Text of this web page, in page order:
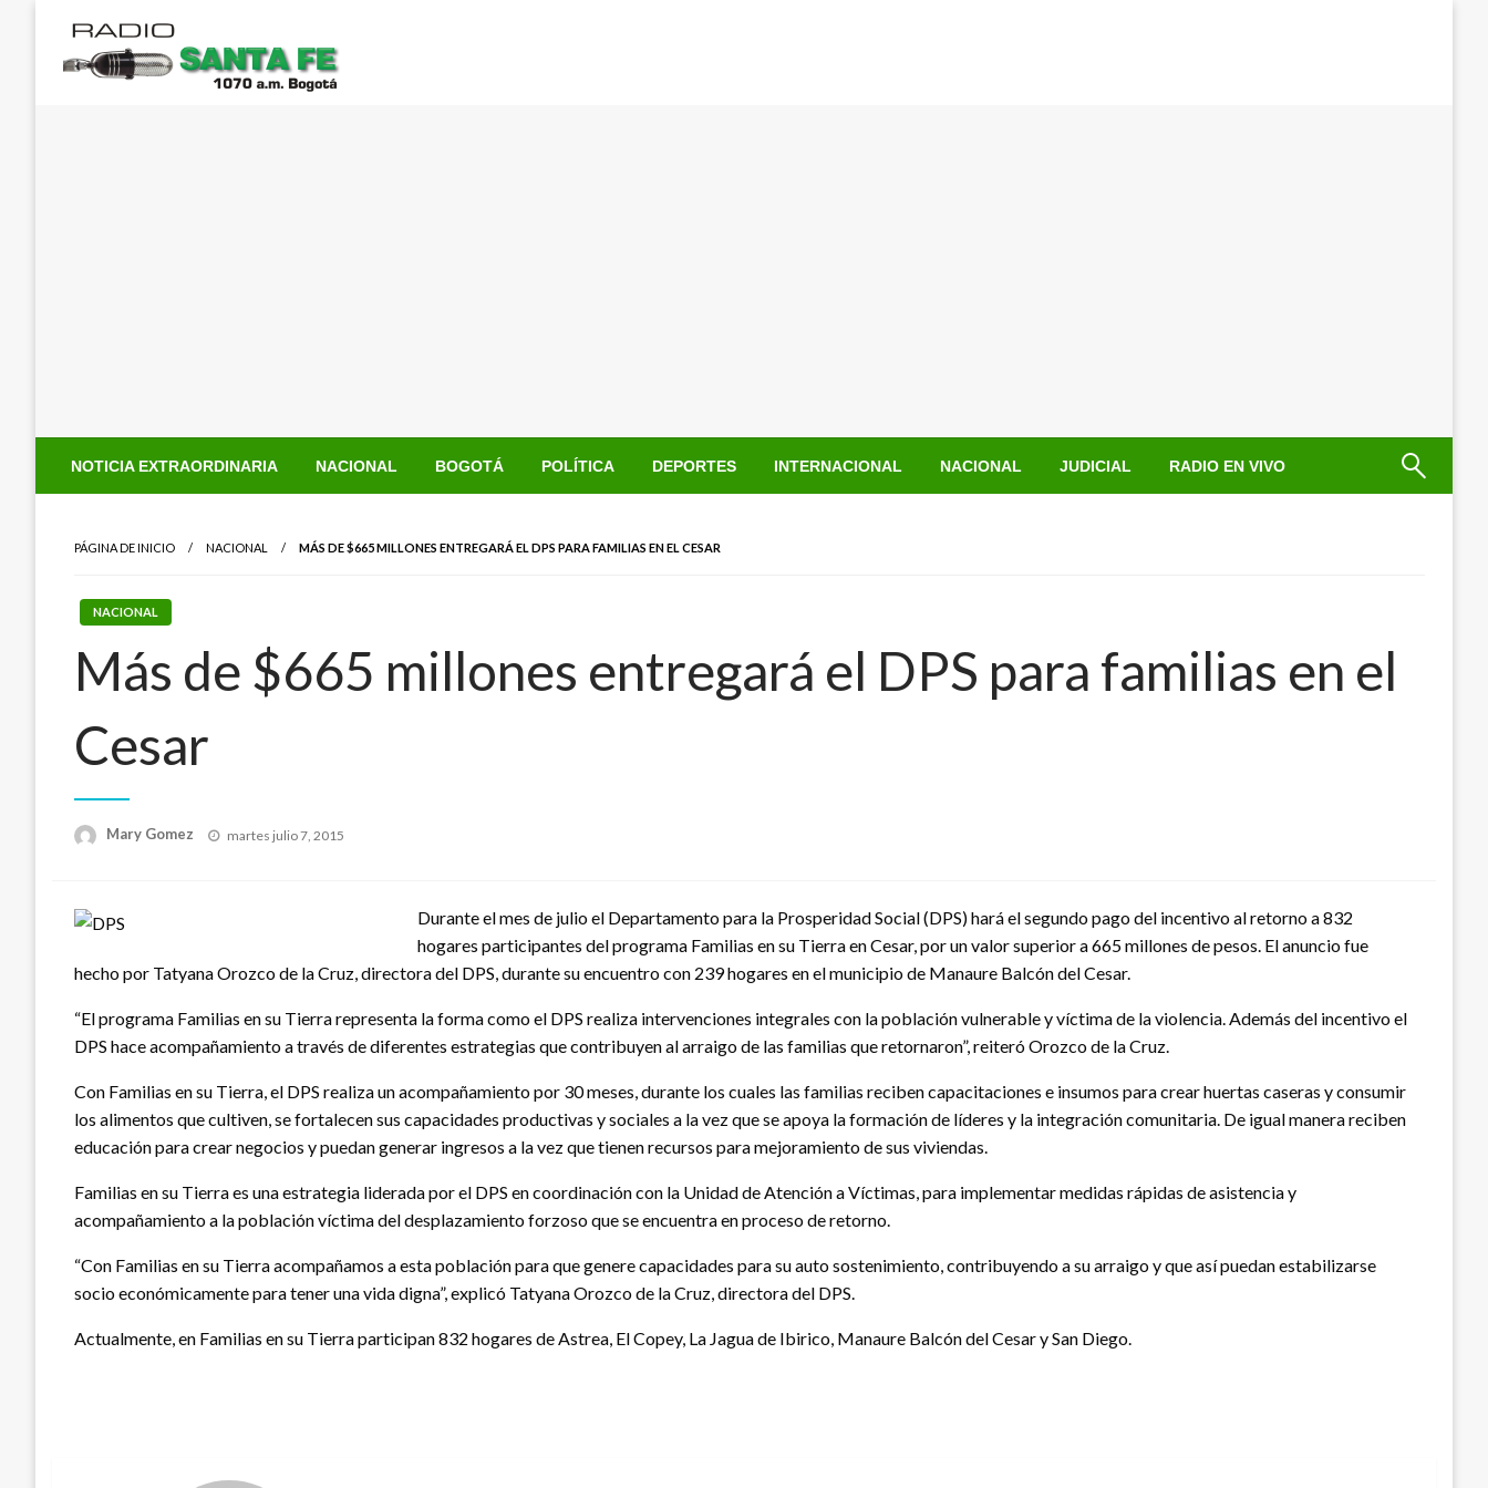
contenido
NOTICIA EXTRAORDINARIA NACIONAL BOGOTÁ POLÍTICA DEPORTES INTERNACIONAL NACIONAL JUDICIAL RADIO EN VIVO
PÁGINA DE INICIO NACIONAL MÁS DE $665 MILLONES ENTREGARÁ EL DPS PARA FAMILIAS EN EL CESAR
NACIONAL
Más de $665 millones entregará el DPS para familias en el
Cesar
Mary Gomez
Publicado
martes julio 7, 2015
Durante el mes de julio el Departamento para la Prosperidad Social (DPS) hará el segundo pago del incentivo al retorno a 832
hogares participantes del programa Familias en su Tierra en Cesar, por un valor superior a 665 millones de pesos. El anuncio fue
hecho por Tatyana Orozco de la Cruz, directora del DPS, durante su encuentro con 239 hogares en el municipio de Manaure Balcón del Cesar.
“El programa Familias en su Tierra representa la forma como el DPS realiza intervenciones integrales con la población vulnerable y víctima de la violencia. Además del incentivo el
DPS hace acompañamiento a través de diferentes estrategias que contribuyen al arraigo de las familias que retornaron”, reiteró Orozco de la Cruz.
Con Familias en su Tierra, el DPS realiza un acompañamiento por 30 meses, durante los cuales las familias reciben capacitaciones e insumos para crear huertas caseras y consumir
los alimentos que cultiven, se fortalecen sus capacidades productivas y sociales a la vez que se apoya la formación de líderes y la integración comunitaria. De igual manera reciben
educación para crear negocios y puedan generar ingresos a la vez que tienen recursos para mejoramiento de sus viviendas.
Familias en su Tierra es una estrategia liderada por el DPS en coordinación con la Unidad de Atención a Víctimas, para implementar medidas rápidas de asistencia y
acompañamiento a la población víctima del desplazamiento forzoso que se encuentra en proceso de retorno.
“Con Familias en su Tierra acompañamos a esta población para que genere capacidades para su auto sostenimiento, contribuyendo a su arraigo y que así puedan estabilizarse
socio económicamente para tener una vida digna”, explicó Tatyana Orozco de la Cruz, directora del DPS.
Actualmente, en Familias en su Tierra participan 832 hogares de Astrea, El Copey, La Jagua de Ibirico, Manaure Balcón del Cesar y San Diego.